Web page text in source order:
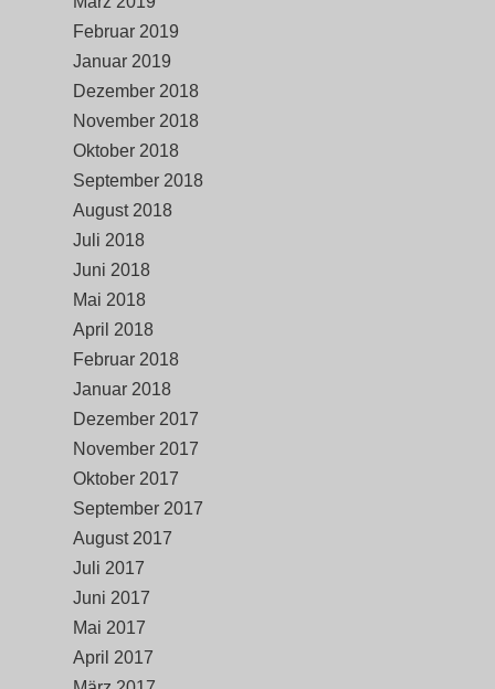
Februar 2019
Januar 2019
Dezember 2018
November 2018
Oktober 2018
September 2018
August 2018
Juli 2018
Juni 2018
Mai 2018
April 2018
Februar 2018
Januar 2018
Dezember 2017
November 2017
Oktober 2017
September 2017
August 2017
Juli 2017
Juni 2017
Mai 2017
April 2017